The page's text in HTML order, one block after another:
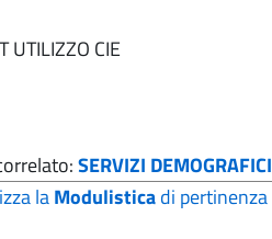
UTILIZZO CIE
SERVIZI DEMOGRAFICI
laModulisticadi pertinenza